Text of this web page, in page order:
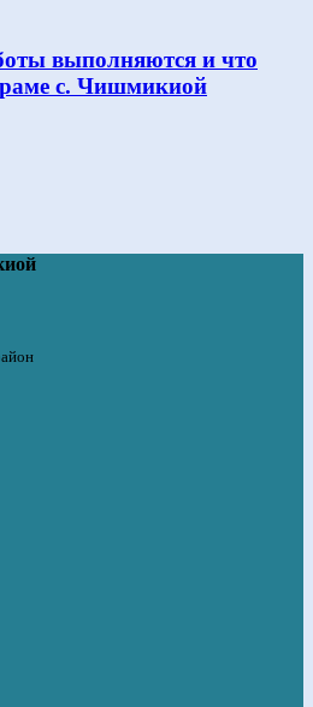
выполняются и что
с. Чишмикиой